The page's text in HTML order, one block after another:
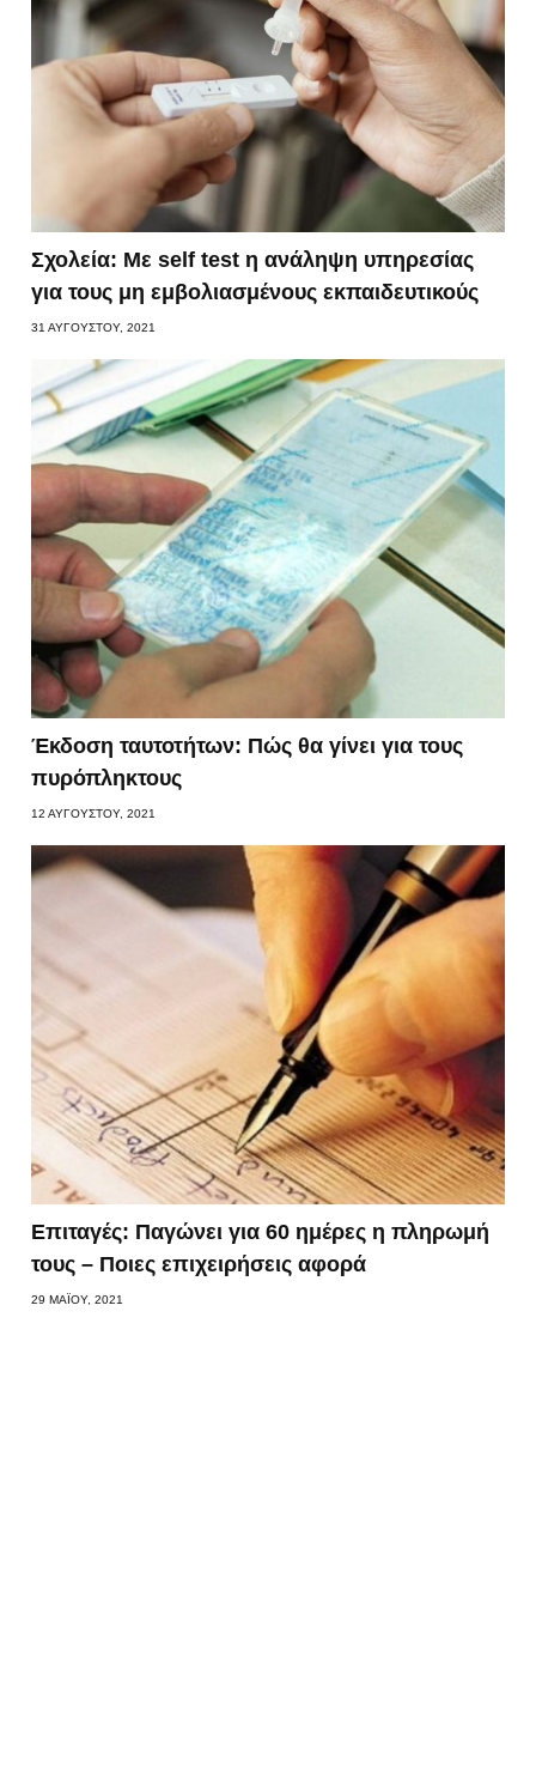
Σχολεία: Με self test η ανάληψη υπηρεσίας
για τους μη εμβολιασμένους εκπαιδευτικούς
31 ΑΥΓΟΎΣΤΟΥ, 2021
Έκδοση ταυτοτήτων: Πώς θα γίνει για τους
πυρόπληκτους
12 ΑΥΓΟΎΣΤΟΥ, 2021
Επιταγές: Παγώνει για 60 ημέρες η πληρωμή
τους – Ποιες επιχειρήσεις αφορά
29 ΜΑΪ́ΟΥ, 2021